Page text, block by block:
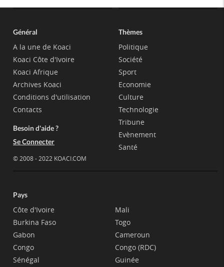
Général
A la une de Koaci
Koaci Côte d'Ivoire
Koaci Afrique
Archives Koaci
Conditions d'utilisation
Contacts
Besoin d'aide ?
Se Connecter
© 2008 - 2022 KOACI.COM
Thèmes
Politique
Société
Sport
Economie
Culture
Technologie
Tribune
Evènement
Santé
Pays
Côte d'Ivoire
Burkina Faso
Gabon
Congo
Sénégal
Mali
Togo
Cameroun
Congo (RDC)
Guinée